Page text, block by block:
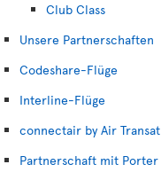
Club Class
Unsere Partnerschaften
Codeshare-Flüge
Interline-Flüge
connectair by Air Transat
Partnerschaft mit Porter